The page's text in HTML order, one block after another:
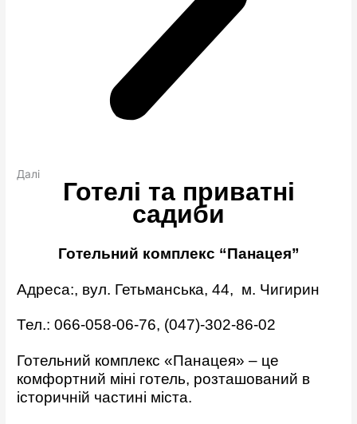
Далі
Готелі та приватні
садиби
Готельний комплекс “Панацея”
Адреса:, вул. Гетьманська, 44, м. Чигирин
Тел.: 066-058-06-76, (047)-302-86-02
Готельний комплекс «Панацея» – це
комфортний міні готель, розташований в
історичній частині міста.